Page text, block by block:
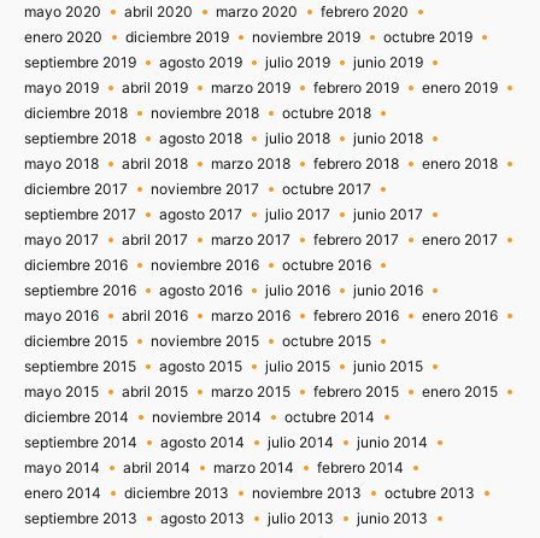
mayo 2020
abril 2020 marzo 2020
febrero 2020
enero 2020
diciembre 2019 noviembre 2019
octubre 2019
septiembre 2019
agosto 2019 julio 2019
junio 2019
mayo 2019
abril 2019 marzo 2019 febrero 2019
enero 2019
diciembre 2018
noviembre 2018
octubre 2018
septiembre 2018
agosto 2018 julio 2018
junio 2018
mayo 2018
abril 2018 marzo 2018 febrero 2018
enero 2018
diciembre 2017
noviembre 2017
octubre 2017
septiembre 2017
agosto 2017 julio 2017
junio 2017
mayo 2017
abril 2017 marzo 2017 febrero 2017
enero 2017
diciembre 2016
noviembre 2016
octubre 2016
septiembre 2016
agosto 2016 julio 2016
junio 2016
mayo 2016
abril 2016 marzo 2016 febrero 2016
enero 2016
diciembre 2015
noviembre 2015
octubre 2015
septiembre 2015
agosto 2015 julio 2015
junio 2015
mayo 2015
abril 2015 marzo 2015 febrero 2015
enero 2015
diciembre 2014
noviembre 2014
octubre 2014
septiembre 2014
agosto 2014 julio 2014
junio 2014
mayo 2014
abril 2014 marzo 2014
febrero 2014
enero 2014
diciembre 2013 noviembre 2013
octubre 2013
septiembre 2013
agosto 2013 julio 2013
junio 2013